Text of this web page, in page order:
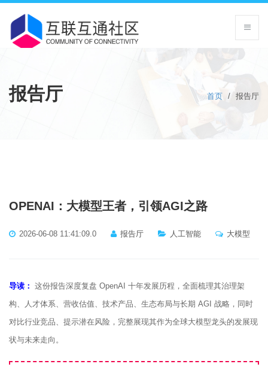
报告厅 首页 / 报告厅
OPENAI：大模型王者，引领AGI之路
2026-06-08 11:41:09.0 报告厅 人工智能 大模型
导读： 这份报告深度复盘 OpenAI 十年发展历程，全面梳理其治理架
构、人才体系、营收估值、技术产品、生态布局与长期 AGI 战略，同时
对比行业竞品、提示潜在风险，完整展现其作为全球大模型龙头的发展现
状与未来走向。